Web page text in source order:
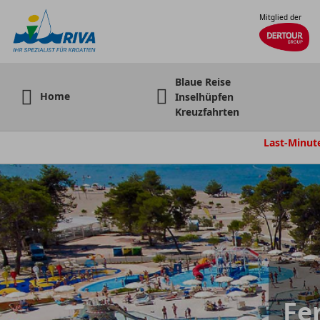
Mitglied der
Home
Blaue Reise
Inselhüpfen
Kreuzfahrten
Last-